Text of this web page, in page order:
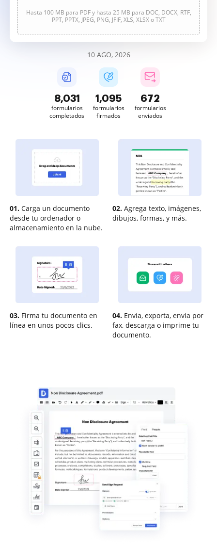
Hasta 100 MB para PDF y hasta 25 MB para DOC, DOCX, RTF,
PPT, PPTX, JPEG, PNG, JFIF, XLS, XLSX o TXT
10 AGO, 2026
8,031
formularios
completados
1,095
formularios
firmados
672
formularios
enviados
01. Carga un documento
desde tu ordenador o
almacenamiento en la nube.
02. Agrega texto, imágenes,
dibujos, formas, y más.
03. Firma tu documento en
línea en unos pocos clics.
04. Envía, exporta, envía por
fax, descarga o imprime tu
documento.